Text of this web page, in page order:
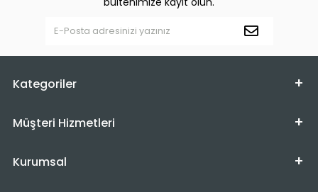
Kategoriler
Müşteri Hizmetleri
Kurumsal